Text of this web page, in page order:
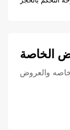
الخاصة
والعروض